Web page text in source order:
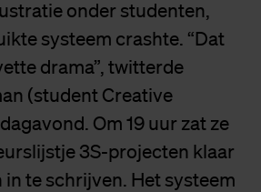
onder studenten,
systeem crashte. “Dat
drama”, twitterde
(student Creative
Om 19 uur zat ze
3S-projecten klaar
in te schrijven. Het systeem